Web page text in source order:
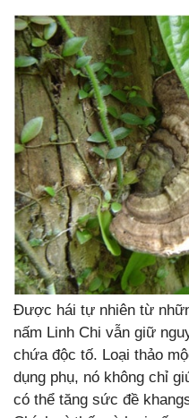
Được hái tự nhiên từ
nấm Linh Chi vẫn giữ
chứa độc tố. Loại thảo
dụng phụ, nó không chỉ
có thể tăng sức đề